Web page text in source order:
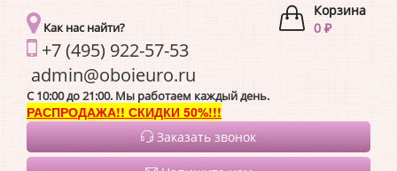
Корзина
0 ₽
Как нас найти?
+7 (495) 922-57-53
C 10:00 до 21:00. Мы работаем каждый день.
РАСПРОДАЖА!! СКИДКИ 50%!!!
Заказать звонок